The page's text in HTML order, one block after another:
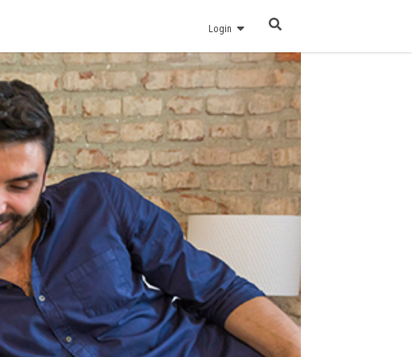
Login